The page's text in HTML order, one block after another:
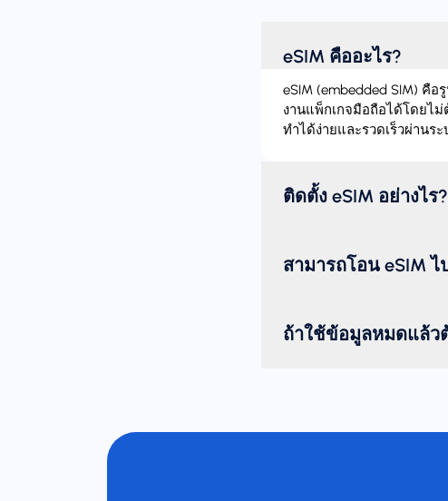
eSIM คืออะไร?
eSIM (embedded SIM) คื
งานแพ็กเกจมือถือได้โดยไ
ทำได้ง่ายและรวดเร็วผ่านร
ติดตั้ง eSIM อย่างไร?
สามารถโอน eSIM
ถ้าใช้ข้อมูลหมดแล้ว